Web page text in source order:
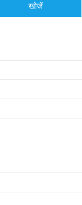
खोजें